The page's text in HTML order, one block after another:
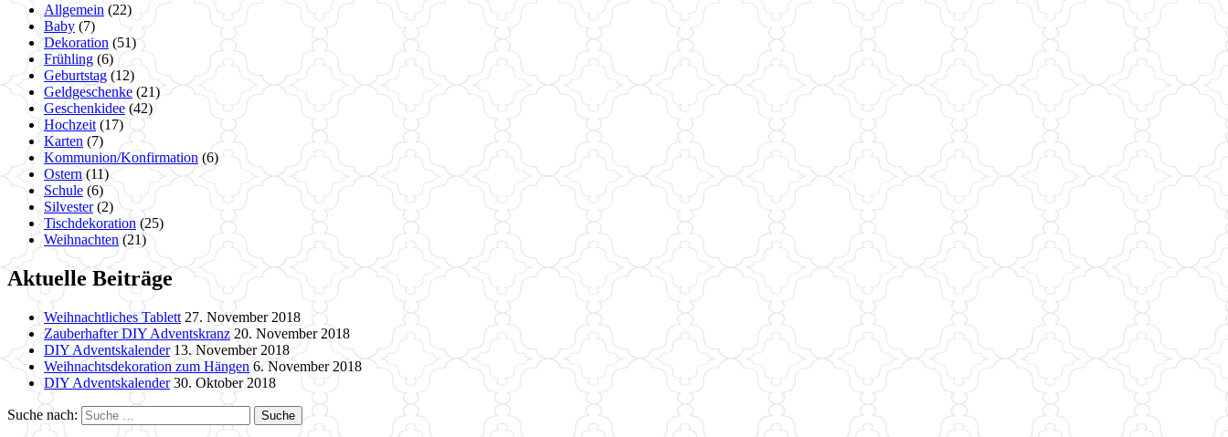
Allgemein (22)
Baby (7)
Dekoration (51)
Frühling (6)
Geburtstag(12)
Geldgeschenke (21)
Geschenkidee (42)
Hochzeit (17)
Karten (7)
Kommunion/Konfirmation (6)
Ostern(11)
Schule (6)
Silvester(2)
Tischdekoration (25)
Weihnachten(21)
Aktuelle Beiträge
Weihnachtliches Tablett 27. November 2018
Zauberhafter DIY Adventskranz 20. November 2018
DIY Adventskalender 13. November 2018
Weihnachtsdekoration zum Hängen 6. November 2018
DIY Adventskalender 30. Oktober 2018
Suche nach: